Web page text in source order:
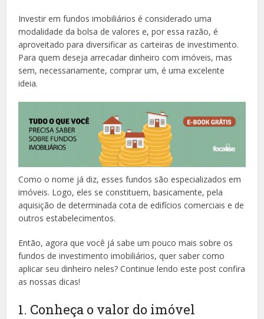
Investir em fundos imobiliários é considerado uma
modalidade da bolsa de valores e, por essa razão, é
aproveitado para diversificar as carteiras de investimento.
Para quem deseja arrecadar dinheiro com imóveis, mas
sem, necessariamente, comprar um, é uma excelente
ideia.
Como o nome já diz, esses fundos são especializados em
imóveis. Logo, eles se constituem, basicamente, pela
aquisição de determinada cota de edifícios comerciais e de
outros estabelecimentos.
Então, agora que você já sabe um pouco mais sobre os
fundos de investimento imobiliários, quer saber como
aplicar seu dinheiro neles? Continue lendo este post confira
as nossas dicas!
1. Conheça o valor do imóvel